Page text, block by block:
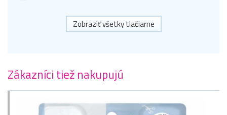
Zobraziť všetky tlačiarne
Zákazníci tiež nakupujú